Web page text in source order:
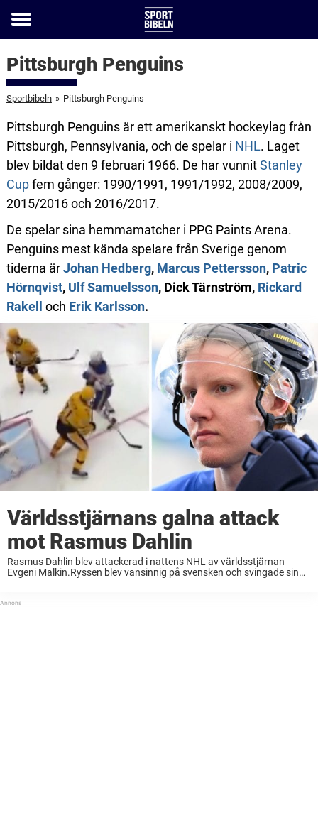
Toggle
Pittsburgh Penguins
Sportbibeln » Pittsburgh Penguins
Pittsburgh Penguins är ett amerikanskt hockeylag från
Pittsburgh, Pennsylvania, och de spelar i NHL. Laget
blev bildat den 9 februari 1966. De har vunnitStanley
Cupfem gånger: 1990/1991, 1991/1992, 2008/2009,
2015/2016 och 2016/2017.
De spelar sina hemmamatcher i PPG Paints Arena.
Penguins mest kända spelare från Sverige genom
tiderna ärJohan Hedberg, Marcus Pettersson, Patric
Hörnqvist, Ulf Samuelsson, Dick Tärnström, Rickard
Rakell och Erik Karlsson.
Världsstjärnans galna attack
mot Rasmus Dahlin
Rasmus Dahlin blev attackerad i nattens NHL av världsstjärnan
Evgeni Malkin.Ryssen blev vansinnig på svensken och svingade sin